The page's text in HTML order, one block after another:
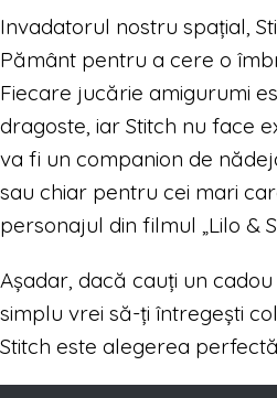
Invadatorul nostru spațial,
Pământ pentru a cere o
Fiecare jucărie amigurumi
dragoste, iar Stitch nu face
va fi un companion de
sau chiar pentru cei mari
personajul din filmul „Lilo &
Așadar, dacă cauți un
simplu vrei să-ți întregești
Stitch este alegerea